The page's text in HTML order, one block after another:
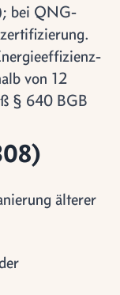
bei QNG-
von 12
§ 640 BGB
älterer